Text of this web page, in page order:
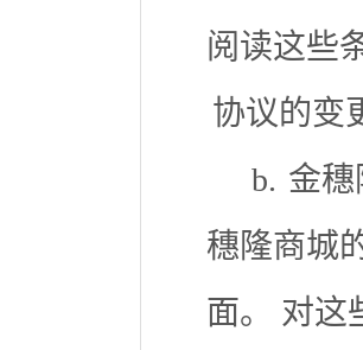
阅读这些
协议的变
b. 金
穗隆商城
面。 对这